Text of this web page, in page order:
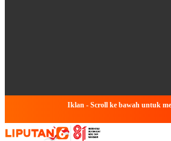
Iklan - Scroll ke bawah untuk